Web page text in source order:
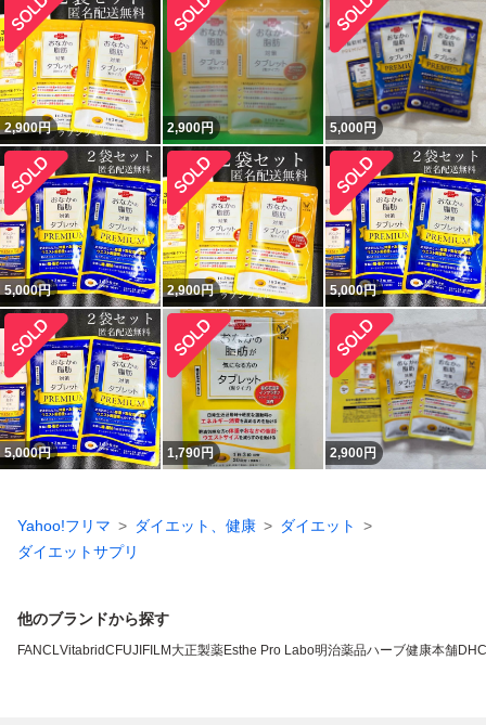
2,900円 2,900円 5,000円
5,000円 2,900円 5,000円
5,000円 1,790円 2,900円
Yahoo!フリマ ダイエット、健康
ダイエット
ダイエットサプリ
他のブランドから探す
FANCLVitabridC FUJIFILM 大正製薬Esthe Pro Labo明治薬品ハーブ健康本舗DHC